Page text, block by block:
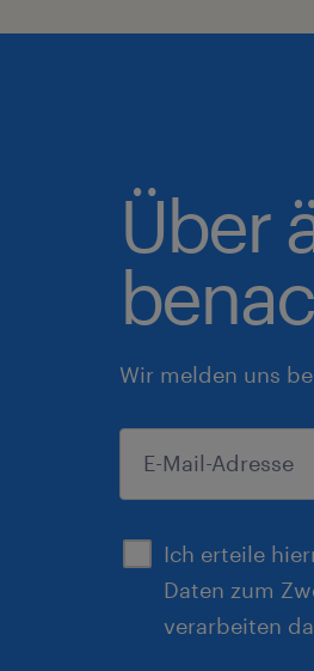
Über
Wir melden uns
Ich erteile
Daten zum
verarbeiten
einreichen